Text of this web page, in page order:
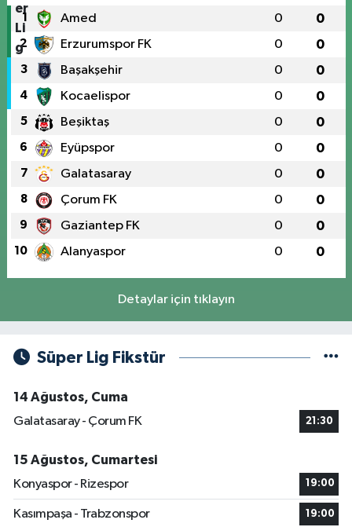
1 Amed 0 0
2 Erzurumspor FK 0 0
3 Başakşehir 0 0
4 Kocaelispor 0 0
5 Beşiktaş 0 0
6 Eyüpspor 0 0
7 Galatasaray 0 0
8 Çorum FK 0 0
9 Gaziantep FK 0 0
10 Alanyaspor 0 0
Detaylar için tıklayın
Süper Lig Fikstür
14 Ağustos, Cuma
Galatasaray - Çorum FK
21:30
15 Ağustos, Cumartesi
Konyaspor - Rizespor
19:00
Kasımpaşa - Trabzonspor 19:00